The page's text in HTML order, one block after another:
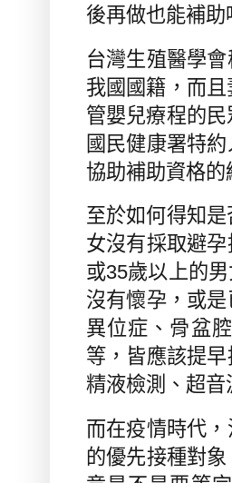
後再做也能補助
台灣生殖醫學
我國國籍，而
管嬰兒療程的
國民健康署特
協助補助資格的
至於如何得知
女沒有採取避
或35歲以上的
沒有懷孕，或
異位症、骨盆
等，皆應該提
精液檢測、超
而在疫情時代
的優先接種對